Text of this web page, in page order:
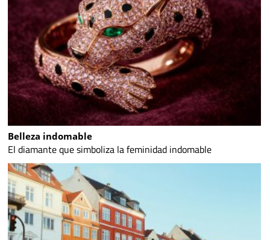
Belleza indomable
El diamante que simboliza la feminidad indomable